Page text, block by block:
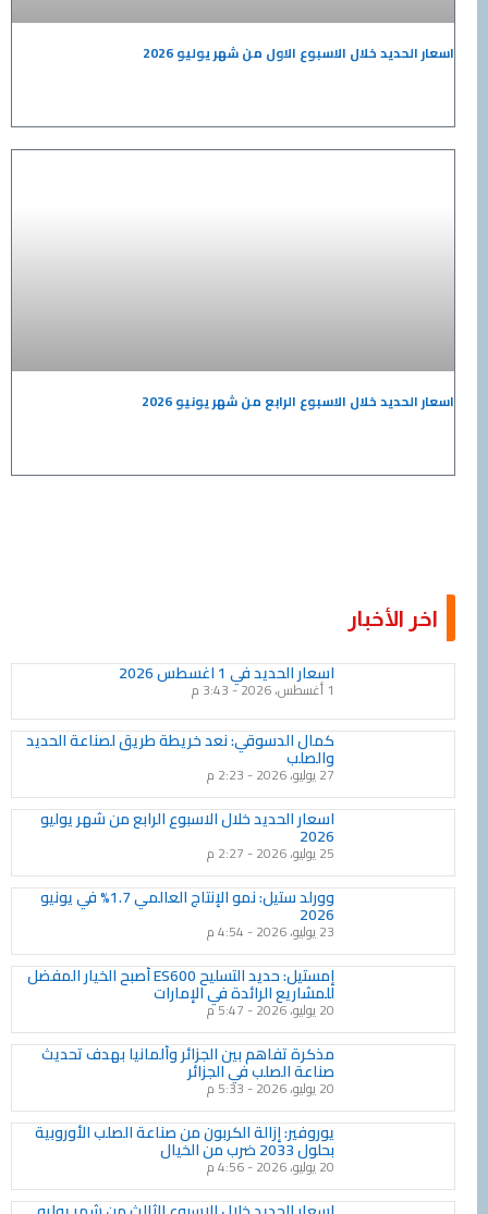
خلال الاسبوع الاول من شهر يوليو 2026
خلال الاسبوع الرابع من شهر يونيو 2026
اسعار الحديد في 1 اغسطس 2026
3:43 م
كمال الدسوقي: نعد خريطة طريق لصناعة الحديد
2:23 م
اسعار الحديد خلال الاسبوع الرابع من شهر يوليو
2:27 م
وورلد ستيل: نمو الإنتاج العالمي 1.7% في يونيو
4:54 م
إمستيل: حديد التسليح ES600 أصبح الخيار المفضل
للمشاريع الرائدة في الإمارات
5:47 م
مذكرة تفاهم بين الجزائر وألمانيا بهدف تحديث
صناعة الصلب في الجزائر
5:33 م
يوروفير: إزالة الكربون من صناعة الصلب الأوروبية
4:56 م
PagePagePagePagePagePagePagePagePagePage